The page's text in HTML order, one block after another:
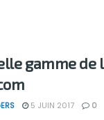
gamme de
5 JUIN 2017 0